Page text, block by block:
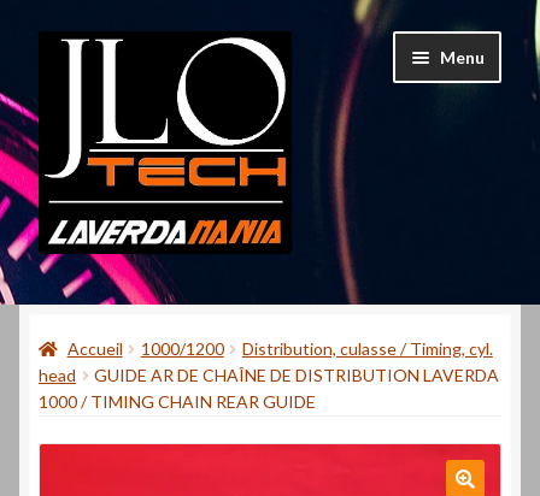
Aller
navigation
Aller
Menu
Accueil
Mon compte
Contact
Accueil 1000/1200
Distribution, culasse / Timing, cyl.
head
GUIDE AR DE CHAÎNE DE DISTRIBUTION LAVERDA
1000 / TIMING CHAIN REAR GUIDE